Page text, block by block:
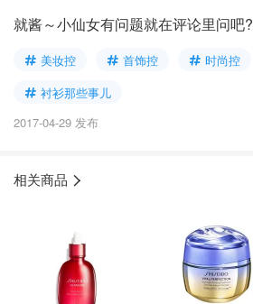
就酱～小仙女有问题就在评论里问吧?
美妆控 首饰控 时尚控
衬衫那些事儿
2017-04-29 发布
相关商品